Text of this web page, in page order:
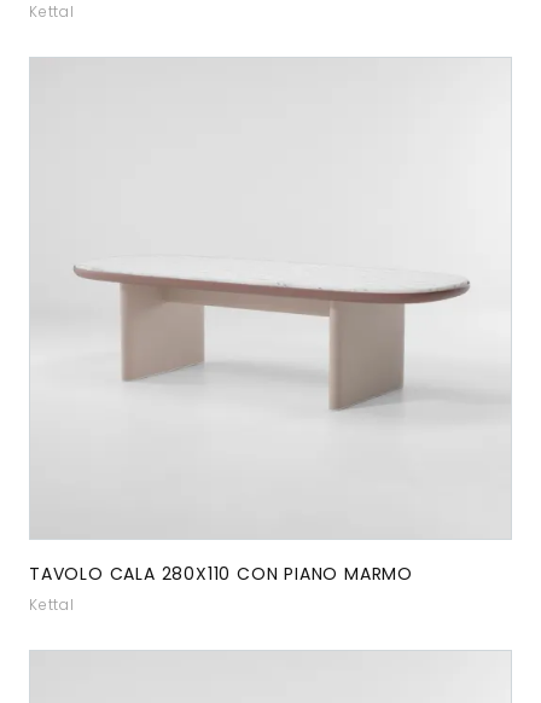
Kettal
TAVOLO CALA 280X110 CON PIANO MARMO
Kettal